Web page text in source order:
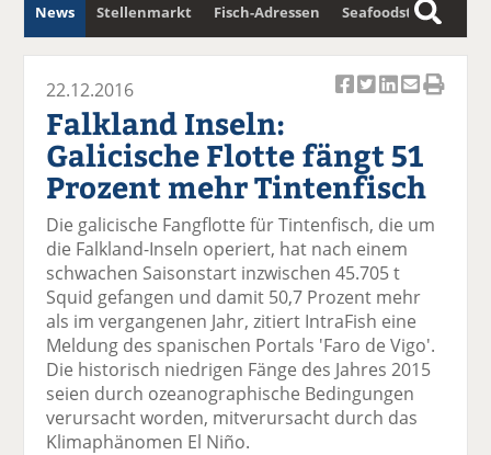
News Stellenmarkt Fisch-Adressen Seafoodstar
Fischwirtschafts-Gipfel Newsletter
S
u
c
k
el
a
uf
F
ac
e
b
o
o
k
te
k
el
t
wi
tt
er
n
k
el
a
uf
Li
n
k
e
di
n
te
il
k
el
p
er
E
ai
l
v
er
se
n
k
el
D
ru
22.12.2016
Falkland Inseln:
Galicische Flotte fängt 51
Prozent mehr Tintenfisch
Die galicische Fangflotte für Tintenfisch, die um
die Falkland-Inseln operiert, hat nach einem
schwachen Saisonstart inzwischen 45.705 t
Squid gefangen und damit 50,7 Prozent mehr
als im vergangenen Jahr, zitiert IntraFish eine
Meldung des spanischen Portals 'Faro de Vigo'.
Die historisch niedrigen Fänge des Jahres 2015
seien durch ozeanographische Bedingungen
verursacht worden, mitverursacht durch das
Klimaphänomen El Niño.